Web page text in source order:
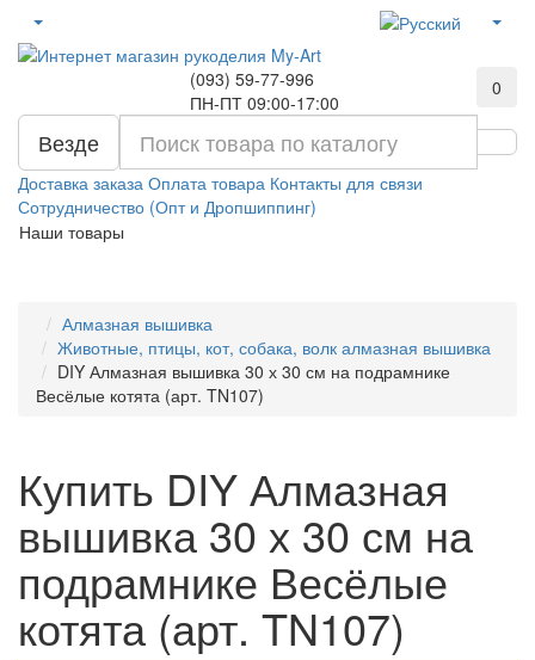
(093) 59-77-996
ПН-ПТ 09:00-17:00
0
Везде
Доставка заказа Оплата товара Контакты для связи
Сотрудничество (Опт и Дропшиппинг)
Наши товары
Алмазная вышивка
Животные, птицы, кот, собака, волк алмазная вышивка
DIY Алмазная вышивка 30 х 30 см на подрамнике
Весёлые котята (арт. TN107)
Купить DIY Алмазная
вышивка 30 х 30 см на
подрамнике Весёлые
котята (арт. TN107)